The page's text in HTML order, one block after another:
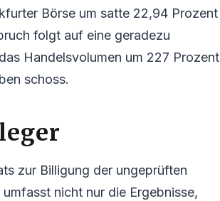
Börse um satte 22,94 Prozent
folgt auf eine geradezu
Handelsvolumen um 227 Prozent
schoss.
zur Billigung der ungeprüften
nicht nur die Ergebnisse,